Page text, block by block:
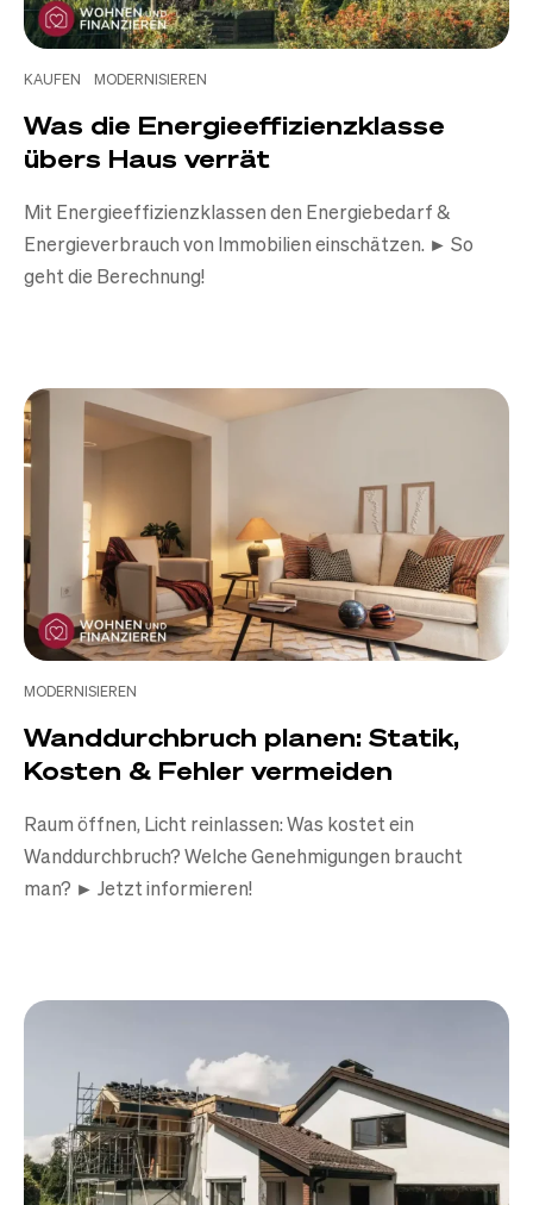
KAUFEN MODERNISIEREN
Was die Energieeffizienzklasse
übers Haus verrät
Mit Energieeffizienzklassen den Energiebedarf &
Energieverbrauch von Immobilien einschätzen. ► So
geht die Berechnung!
MODERNISIEREN
Wanddurchbruch planen: Statik,
Kosten & Fehler vermeiden
Raum öffnen, Licht reinlassen: Was kostet ein
Wanddurchbruch? Welche Genehmigungen braucht
man? ► Jetzt informieren!